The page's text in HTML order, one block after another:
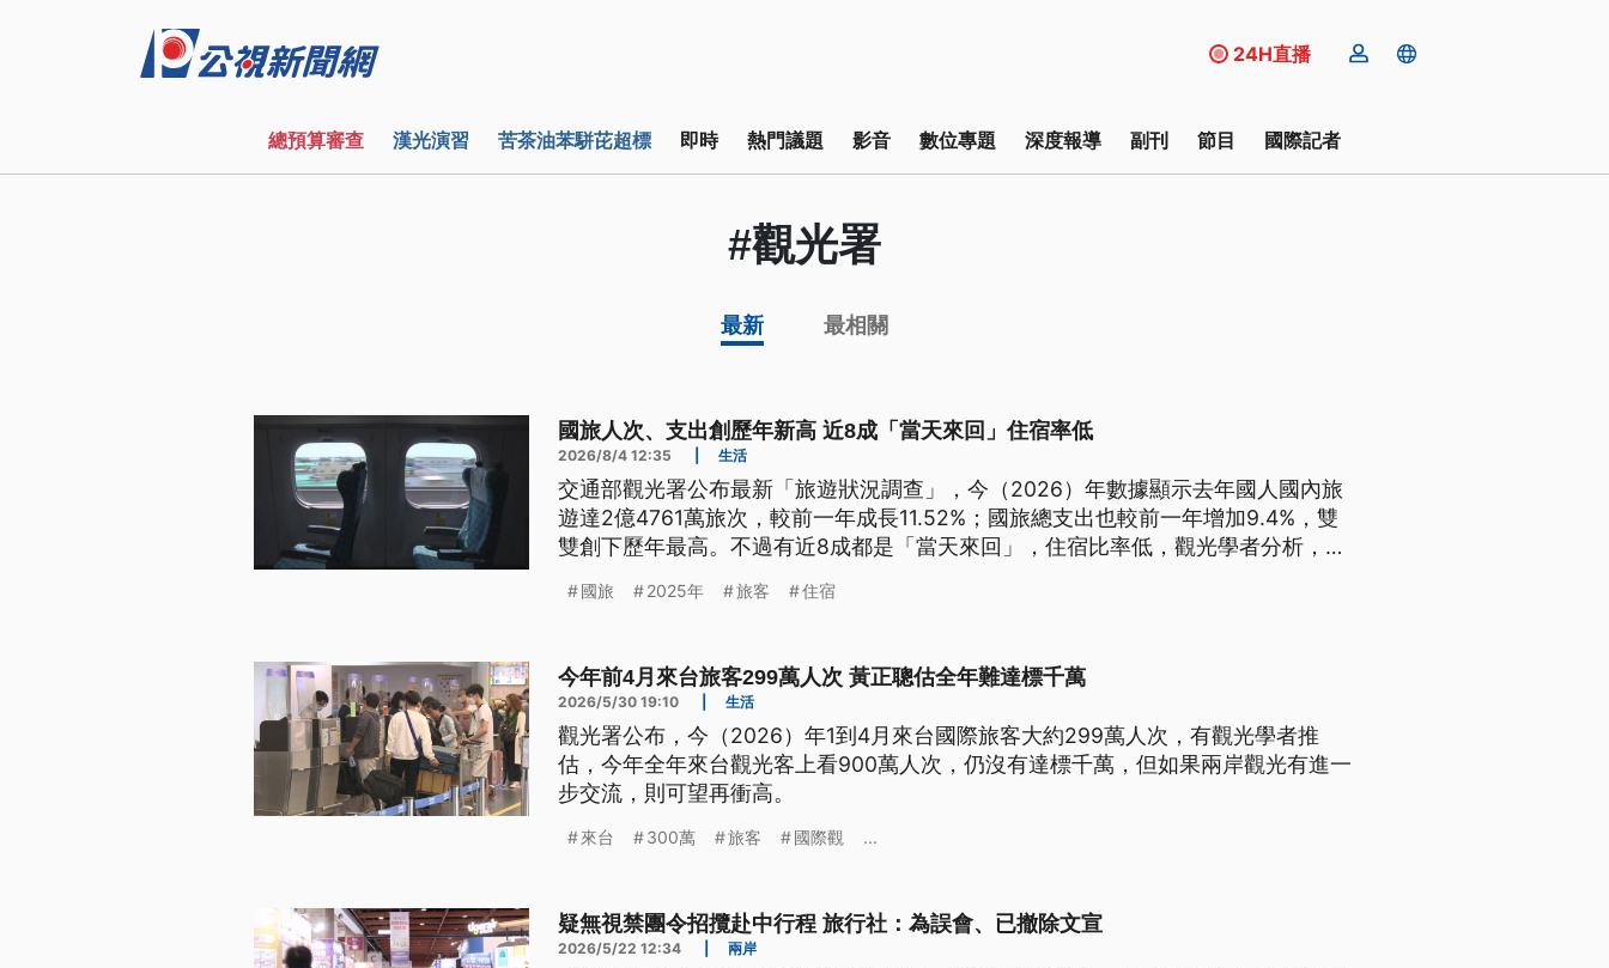
24H直播
總預算審查 漢光演習 苦茶油苯駢芘超標 即時 熱門議題 影音 數位專題 深度報導 副刊 節目 國際記者
#觀光署
最新 最相關
國旅人次、支出創歷年新高 近8成「當天來回」住宿率低
2026/8/4 12:35 生活
交通部觀光署公布最新「旅遊狀況調查」，今（2026）年數據顯示去年國人國內旅
遊達2億4761萬旅次，較前一年成長11.52%；國旅總支出也較前一年增加9.4%，雙
雙創下歷年最高。不過有近8成都是「當天來回」，住宿比率低，觀光學者分析，除
國旅 2025年 旅客 住宿
今年前4月來台旅客299萬人次 黃正聰估全年難達標千萬
2026/5/30 19:10 生活
觀光署公布，今（2026）年1到4月來台國際旅客大約299萬人次，有觀光學者推
估，今年全年來台觀光客上看900萬人次，仍沒有達標千萬，但如果兩岸觀光有進一
步交流，則可望再衝高。
來台 300萬 旅客 國際觀 ...
疑無視禁團令招攬赴中行程 旅行社：為誤會、已撤除文宣
2026/5/22 12:34 兩岸